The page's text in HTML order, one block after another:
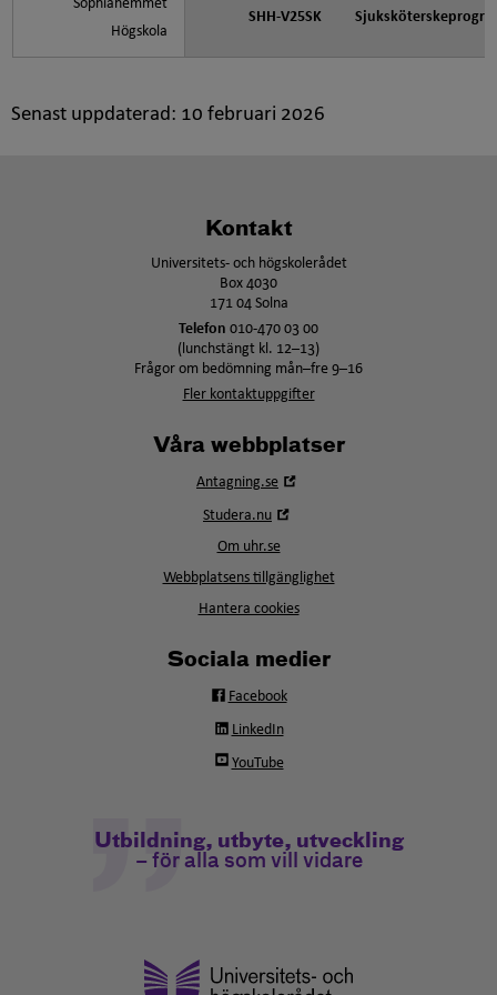
Sophiahemmet
Högskola
SHH-V25SK
Senast uppdaterad: 10 februari 2026
Kontakt
Universitets- och högskolerådet
Box 4030
171 04 Solna
Telefon 010-470 03 00
(lunchstängt kl. 12–13)
Frågor om bedömning mån–fre 9–16
Fler kontaktuppgifter
Våra webbplatser
Antagning.se
Studera.nu
fönster
Om uhr.se
Webbplatsens tillgänglighet
Hantera cookies
Sociala medier
Facebook
LinkedIn
YouTube
Utbildning, utbyte, utveckling
– för alla som vill vidare